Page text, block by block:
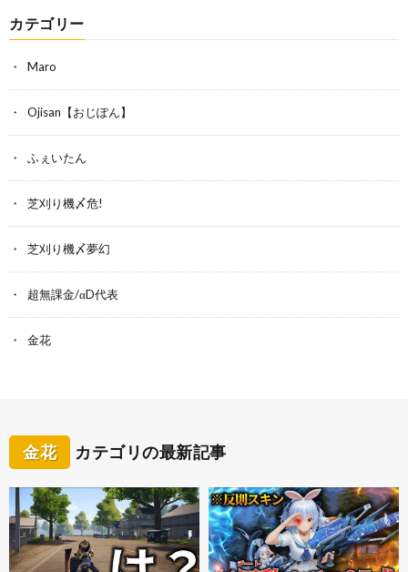
カテゴリー
Maro
Ojisan【おじぽん】
ふぇいたん
芝刈り機〆危!
芝刈り機〆夢幻
超無課金/αD代表
金花
金花 カテゴリの最新記事